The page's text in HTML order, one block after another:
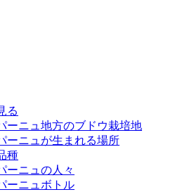
る
ーニュ地方のブドウ栽培地
ーニュが生まれる場所
種
ーニュの人々
ーニュボトル